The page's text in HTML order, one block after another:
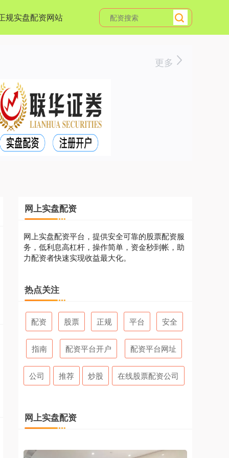
规实盘配资网站
更多
网上实盘配资
网上实盘配资平台，提供安全可靠的股票配资服
务，低利息高杠杆，操作简单，资金秒到帐，助
力配资者快速实现收益最大化。
热点关注
配资 股票 正规 平台 安全
指南 配资平台开户 配资平台网址
公司 推荐 炒股 在线股票配资公司
网上实盘配资